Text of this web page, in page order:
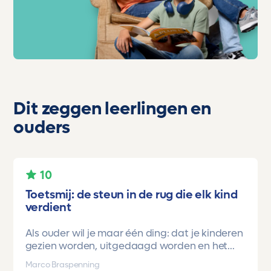
Dit zeggen leerlingen en
ouders
10
Toetsmij: de steun in de rug die elk kind
verdient
Als ouder wil je maar één ding: dat je kinderen
gezien worden, uitgedaagd worden en het
vertrouwen krijgen dat ze méér kunnen dan ze
Marco Braspenning